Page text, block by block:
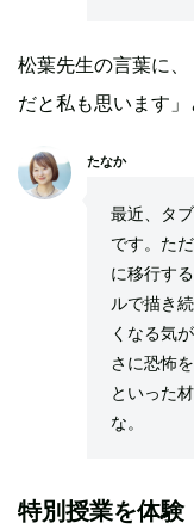
松葉先生の言葉に
だと私も思います」
たなか
最近、タ
です。た
に移行す
ルで描き
くなる気
さに恐怖
といった
な。
特別授業を体